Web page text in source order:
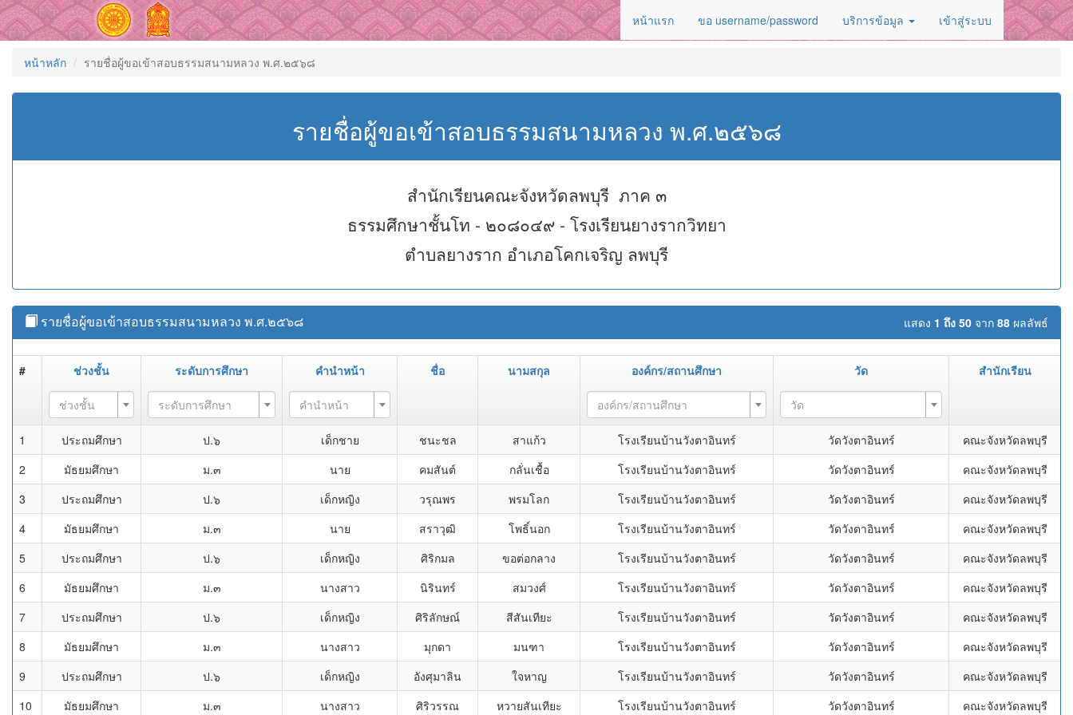
หน้าแรก ขอ username/password บริการข้อมูล เข้าสู่ระบบ
หน้าหลัก รายชื่อผู้ขอเข้าสอบธรรมสนามหลวง พ.ศ.๒๕๖๘
รายชื่อผู้ขอเข้าสอบธรรมสนามหลวง พ.ศ.๒๕๖๘
สำนักเรียนคณะจังหวัดลพบุรี ภาค ๓
ธรรมศึกษาชั้นโท - ๒๐๘๐๔๙ - โรงเรียนยางรากวิทยา
ตำบลยางราก อำเภอโคกเจริญ ลพบุรี
แสดง 1 ถึง 50 จาก 88 ผลลัพธ์
รายชื่อผู้ขอเข้าสอบธรรมสนามหลวง พ.ศ.๒๕๖๘
# ช่วงชั้น ระดับการศึกษา คำนำหน้า ชื่อ นามสกุล องค์กร/สถานศึกษา วัด สำนักเรียน
ช่วงชั้น ระดับการศึกษา คำนำหน้า องค์กร/สถานศึกษา วัด
1 ประถมศึกษา ป.๖ เด็กชาย ชนะชล สาแก้ว โรงเรียนบ้านวังตาอินทร์ วัดวังตาอินทร์
คณะจังหวัดลพบุรี
2
มัธยมศึกษา ม.๓ นาย คมสันต์ กลั่นเชื้อ โรงเรียนบ้านวังตาอินทร์ วัดวังตาอินทร์
คณะจังหวัดลพบุรี
3
ประถมศึกษา ป.๖ เด็กหญิง วรุณพร พรมโลก โรงเรียนบ้านวังตาอินทร์ วัดวังตาอินทร์
คณะจังหวัดลพบุรี
4
มัธยมศึกษา ม.๓ นาย สราวุฒิ โพธิ์นอก โรงเรียนบ้านวังตาอินทร์ วัดวังตาอินทร์
คณะจังหวัดลพบุรี
5
ประถมศึกษา ป.๖ เด็กหญิง ศิริกมล ขอต่อกลาง โรงเรียนบ้านวังตาอินทร์ วัดวังตาอินทร์
คณะจังหวัดลพบุรี
6
มัธยมศึกษา ม.๓ นางสาว นิรินทร์ สมวงศ์ โรงเรียนบ้านวังตาอินทร์ วัดวังตาอินทร์
คณะจังหวัดลพบุรี
7
ประถมศึกษา ป.๖ เด็กหญิง ศิริลักษณ์ สีสันเทียะ โรงเรียนบ้านวังตาอินทร์ วัดวังตาอินทร์
คณะจังหวัดลพบุรี
8
มัธยมศึกษา ม.๓ นางสาว มุกดา มนฑา โรงเรียนบ้านวังตาอินทร์ วัดวังตาอินทร์
คณะจังหวัดลพบุรี
9
ประถมศึกษา ป.๖ เด็กหญิง อังศุมาลิน ใจหาญ โรงเรียนบ้านวังตาอินทร์ วัดวังตาอินทร์
คณะจังหวัดลพบุรี
10
มัธยมศึกษา ม.๓ นางสาว ศิริวรรณ หวายสันเทียะ โรงเรียนบ้านวังตาอินทร์ วัดวังตาอินทร์ คณะจังหวัดลพบุรี